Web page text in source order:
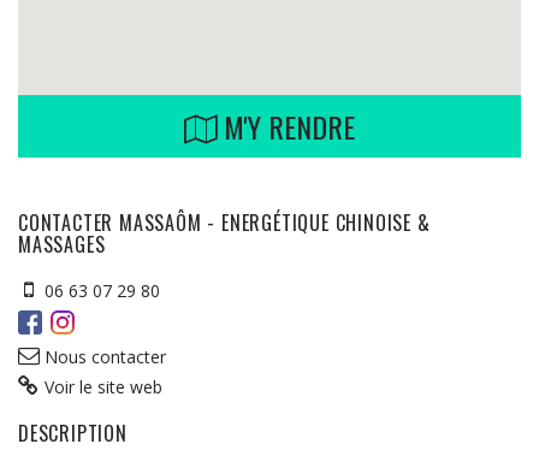
M'Y RENDRE
CONTACTER MASSAÔM - ENERGÉTIQUE CHINOISE &
MASSAGES
06 63 07 29 80
Nous contacter
Voir le site web
DESCRIPTION